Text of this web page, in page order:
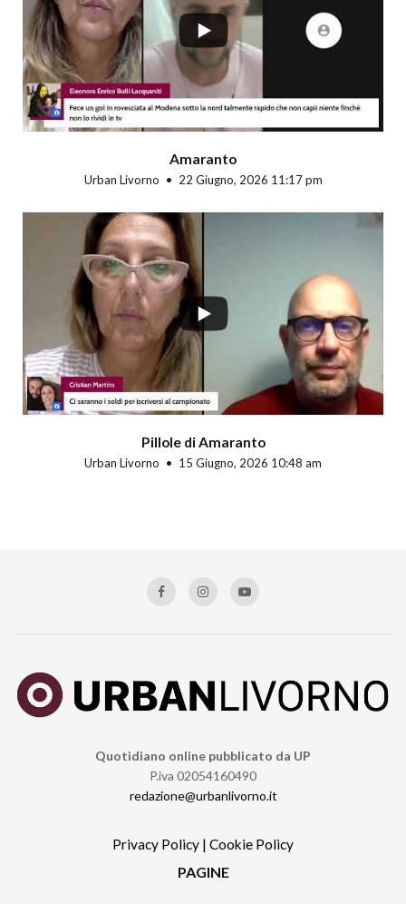
Amaranto
Urban Livorno 22 Giugno, 2026 11:17 pm
Pillole di Amaranto
Urban Livorno 15 Giugno, 2026 10:48 am
Quotidiano online pubblicato da UP
P.iva 02054160490
redazione@urbanlivorno.it
Privacy Policy | Cookie Policy
PAGINE